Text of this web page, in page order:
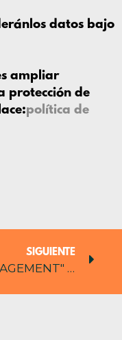
datos bajo
ampliar
protección de
política de
SIGUIENTE
"ENGAGEMENT" NUESTRA MARCA SENTIMIENTO PARA NUESTRA CLIENTELA